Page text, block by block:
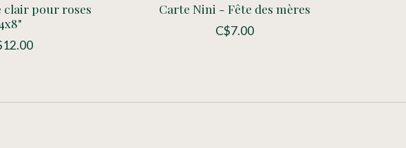
clair pour roses
Carte Nini - Fête des mères
C$7.00